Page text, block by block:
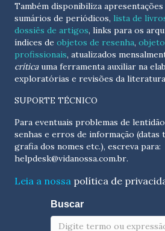
Também disponibiliza
sumários de periódicos, lista de
dossiês de artigos, links para os
índices de objetos de resenha,
profissionais, atualizados
críticauma ferramenta auxiliar na
exploratórias e revisões da
SUPORTE TÉCNICO
Para eventuais problemas de
senhas e erros de informação (datas
helpdesk@vidanossa.com.br.
Leia a nossa política de
Buscar